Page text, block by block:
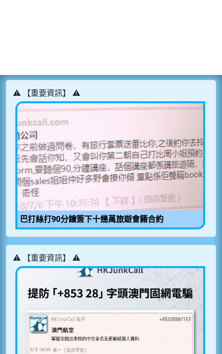
⚠️ 【重要資訊】 ⚠️
巴打絲打90分鐘簽下十幾萬旅遊會籍合約
⚠️ 【重要資訊】 ⚠️